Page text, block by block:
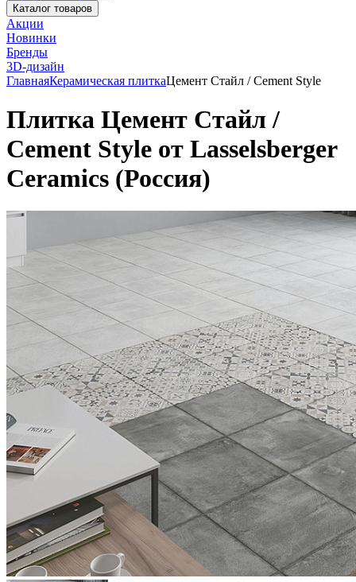
Каталог товаров
Акции
Новинки
Бренды
3D-дизайн
ГлавнаяКерамическая плиткаЦемент Стайл / Cement Style
Плитка Цемент Стайл /
Cement Style от Lasselsberger
Ceramics (Россия)